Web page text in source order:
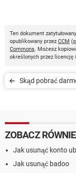
Ten dokument
opublikowany przez CCM (
Commons. Możesz
określonych przez
Skąd pobrać
ZOBACZ
Jak usunąć konto
Jak usunąć badoo